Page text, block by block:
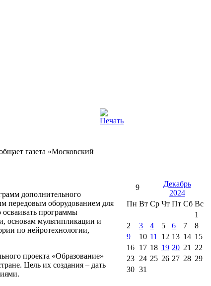
газета «Московский
дополнительного
передовым оборудованием для
программы
основам мультипликации и
по нейротехнологии,
проекта «Образование»
Цель их создания – дать
9
Декабрь
2024
Пн Вт Ср Чт Пт Сб Вс
1
2
3 4 5 6 7
8
9
10 11 12 13 14 15
16 17 18 19 20 21
22
23 24 25 26 27 28 29
30 31